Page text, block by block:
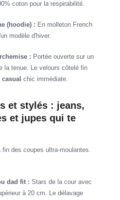
coton pour la respirabilité.
(hoodie) : En molleton French
modèle d'hiver.
: Portée ouverte sur un
la tenue. Le velours côtelé fin
casual chic immédiate.
et stylés : jeans,
et jupes qui te
fin des coupes ultra-moulantes.
dad fit : Stars de la cour avec
à 20 cm. Le délavage